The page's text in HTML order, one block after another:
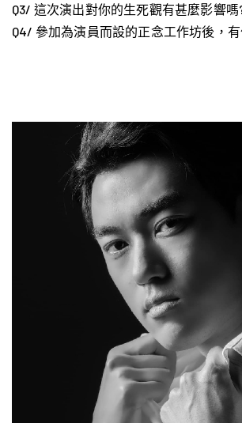
Q3/ 這次演出對你的生死觀有甚麼影響嗎
Q4/ 參加為演員而設的正念工作坊後，